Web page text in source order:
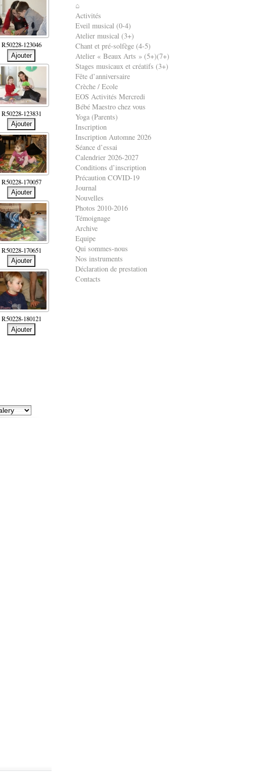
R50228-123046
R50228-123831
R50228-170057
R50228-170651
R50228-180121
⌂
Activités
Eveil musical (0-4)
Atelier musical (3+)
Chant et pré-solfège (4-5)
Atelier « Beaux Arts » (5+)(7+)
Stages musicaux et créatifs (3+)
Fête d’anniversaire
Crèche / Ecole
EOS Activités Mercredi
Bébé Maestro chez vous
Yoga (Parents)
Inscription
Inscription Automne 2026
Séance d’essai
Calendrier 2026-2027
Conditions d’inscription
Précaution COVID-19
Journal
Nouvelles
Photos 2010-2016
Témoignage
Archive
Equipe
Qui sommes-nous
Nos instruments
Déclaration de prestation
Contacts